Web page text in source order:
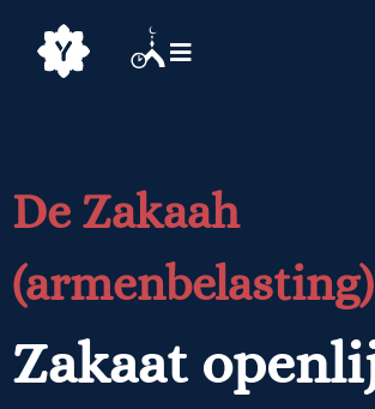
De Zakaah
(armenbelasting)
Zakaat